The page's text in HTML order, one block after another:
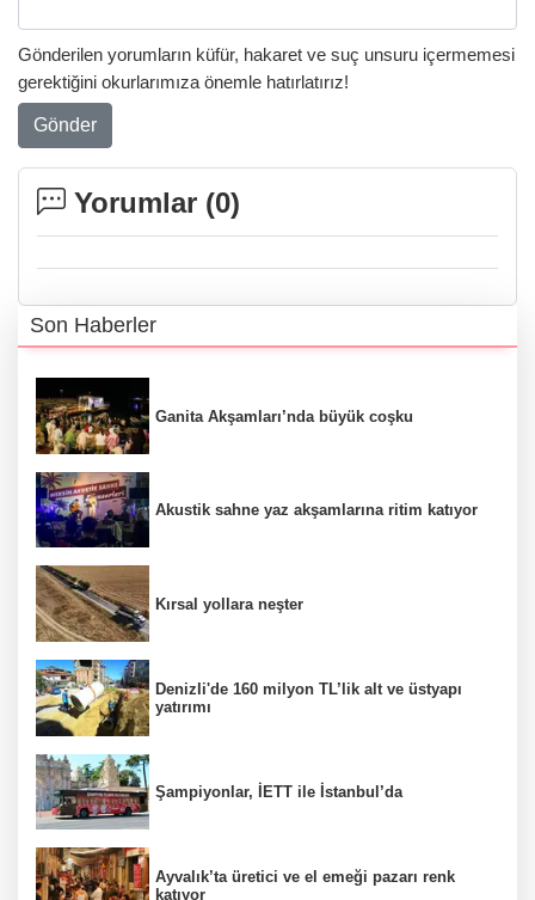
Gönderilen yorumların küfür, hakaret ve suç unsuru içermemesi
gerektiğini okurlarımıza önemle hatırlatırız!
Gönder
Yorumlar (0)
Son Haberler
Ganita Akşamları’nda büyük coşku
Akustik sahne yaz akşamlarına ritim katıyor
Kırsal yollara neşter
Denizli'de 160 milyon TL’lik alt ve üstyapı
yatırımı
Şampiyonlar, İETT ile İstanbul’da
Ayvalık’ta üretici ve el emeği pazarı renk
katıyor